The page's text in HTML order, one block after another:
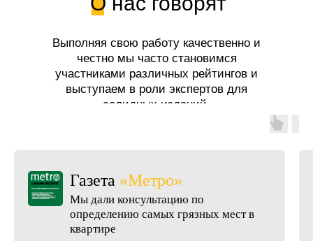
Выполняя свою работу качественно и
честно мы часто становимся
участниками различных рейтингов и
выступаем в роли экспертов для
солидных изданий.
по
самых грязных мест в
Вошли в топ